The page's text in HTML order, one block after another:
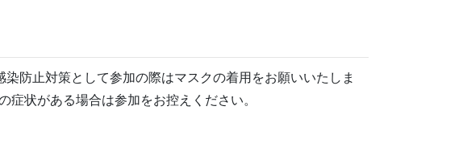
防止対策として参加の際はマスクの着用をお願いいたしま
症状がある場合は参加をお控えください。